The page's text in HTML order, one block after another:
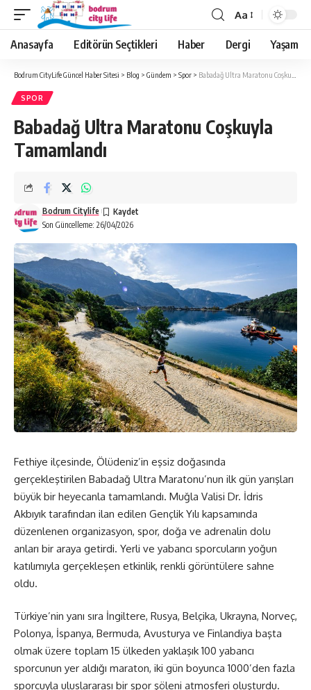
Aa
Anasayfa Editörün Seçtikleri Haber Dergi Yaşam
Bodrum CityLife Güncel Haber Sitesi > Blog > Gündem > Spor > Babadağ Ultra Maratonu Coşkuyla Tamamlandı
SPOR
Babadağ Ultra Maratonu Coşkuyla
Tamamlandı
Son Güncelleme: 26/04/2026
Bodrum Citylife
Fethiye ilçesinde, Ölüdeniz’in eşsiz doğasında
gerçekleştirilen Babadağ Ultra Maratonu’nun ilk gün yarışları
büyük bir heyecanla tamamlandı. Muğla Valisi Dr. İdris
Akbıyık tarafından ilan edilen Gençlik Yılı kapsamında
düzenlenen organizasyon, spor, doğa ve adrenalin dolu
anları bir araya getirdi. Yerli ve yabancı sporcuların yoğun
katılımıyla gerçekleşen etkinlik, renkli görüntülere sahne
oldu.
Türkiye’nin yanı sıra İngiltere, Rusya, Belçika, Ukrayna, Norveç,
Polonya, İspanya, Bermuda, Avusturya ve Finlandiya başta
olmak üzere toplam 15 ülkeden yaklaşık 100 yabancı
sporcunun yer aldığı maraton, iki gün boyunca 1000’den fazla
sporcuyla uluslararası bir spor şöleni atmosferi oluşturdu.